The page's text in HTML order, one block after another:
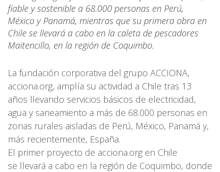
fiable y sostenible a 68.000 personas en Perú,
México y Panamá, mientras que su primera obra en
Chile se llevará a cabo en la caleta de pescadores
Maitencillo, en la región de Coquimbo.
La fundación corporativa del grupo ACCIONA,
acciona.org, amplía su actividad a Chile tras 13
años llevando servicios básicos de electricidad,
agua y saneamiento a más de 68.000 personas en
zonas rurales aisladas de Perú, México, Panamá y,
más recientemente, España.
El primer proyecto de acciona.org en Chile
se llevará a cabo en la región de Coquimbo, donde